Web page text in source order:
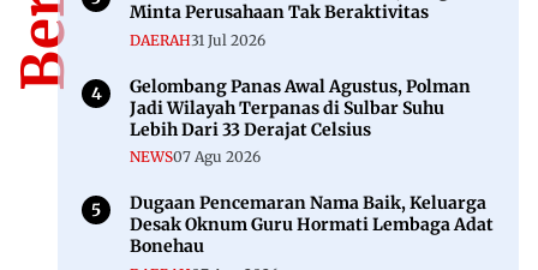
Minta Perusahaan Tak Beraktivitas
DAERAH31 Jul 2026
Gelombang Panas Awal Agustus, Polman
Jadi Wilayah Terpanas di Sulbar Suhu
Lebih Dari 33 Derajat Celsius
NEWS07 Agu 2026
Dugaan Pencemaran Nama Baik, Keluarga
Desak Oknum Guru Hormati Lembaga Adat
Bonehau